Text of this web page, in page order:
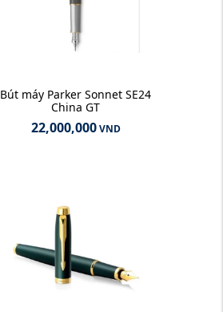
Bút máy Parker Sonnet SE24
China GT
22,000,000 VND